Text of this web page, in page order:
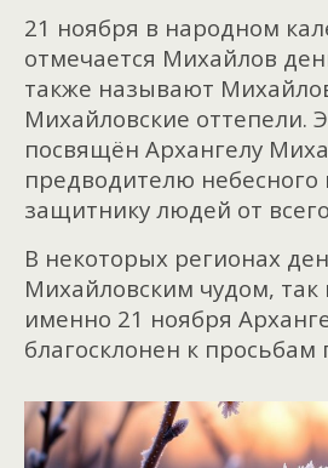
21 ноября в народном
отмечается Михайлов
также называют
Михайловские оттепели.
посвящён Архангелу
предводителю небесного
защитнику людей от
В некоторых регионах
Михайловским чудом, так
именно 21 ноября
благосклонен к